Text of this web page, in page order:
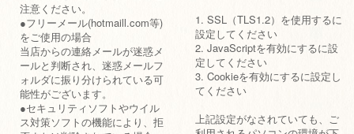
注意ください。
●フリーメール(hotmaill.com等)
をご使用の場合
当店からの連絡メールが迷惑メ
ールと判断され、迷惑メールフ
ォルダに振り分けられている可
能性がございます。
●セキュリティソフトやウイル
ス対策ソフトの機能により、拒
1. SSL（TLS1.2）を使用するに
設定してください
2. JavaScriptを有効にするに設
定してください
3. Cookieを有効にするに設定し
てください
上記設定がなされていても、ご